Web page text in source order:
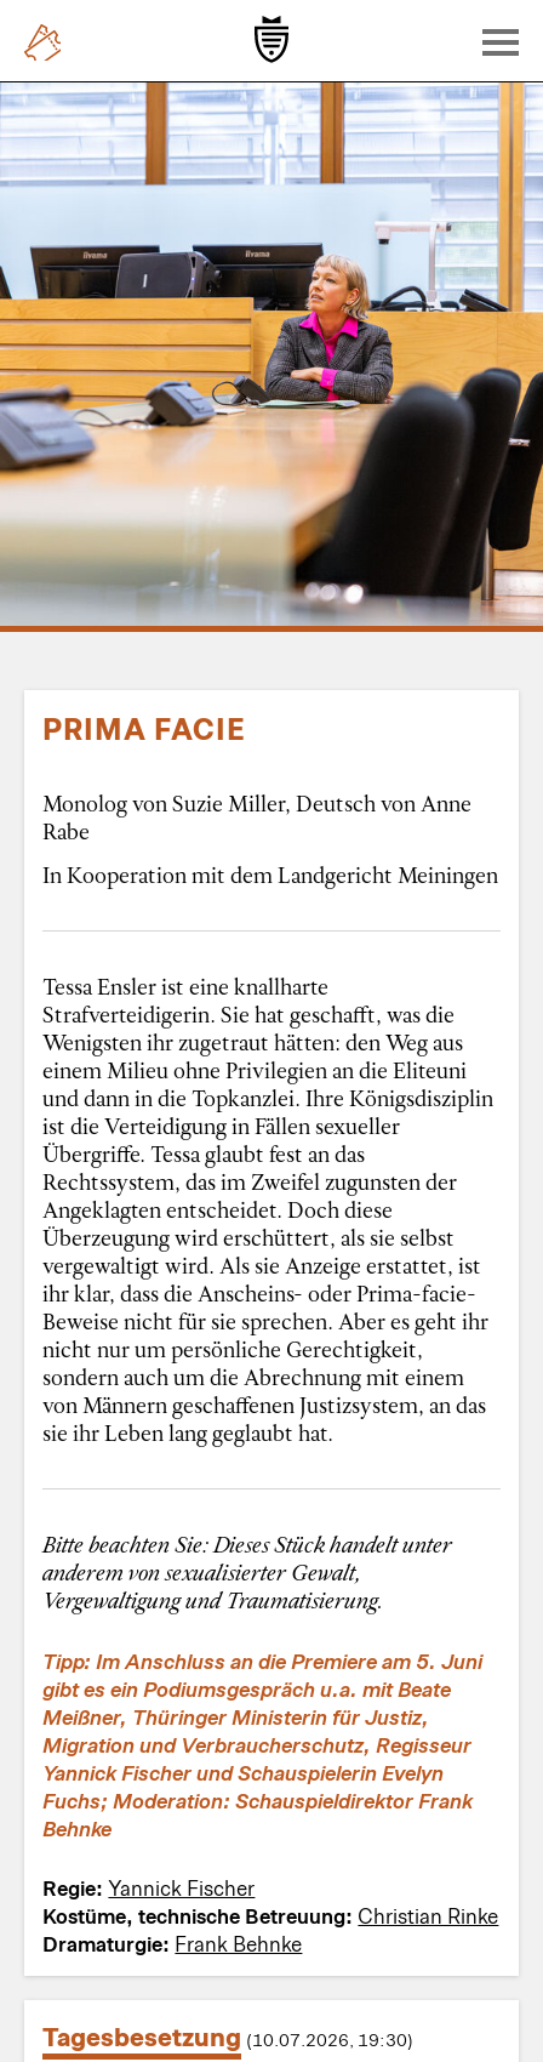
PRIMA FACIE
Monolog von Suzie Miller, Deutsch von Anne
Rabe
In Kooperation mit dem Landgericht Meiningen
Tessa Ensler ist eine knallharte
Strafverteidigerin. Sie hat geschafft, was die
Wenigsten ihr zugetraut hätten: den Weg aus
einem Milieu ohne Privilegien an die Eliteuni
und dann in die Topkanzlei. Ihre Königsdisziplin
ist die Verteidigung in Fällen sexueller
Übergriffe. Tessa glaubt fest an das
Rechtssystem, das im Zweifel zugunsten der
Angeklagten entscheidet. Doch diese
Überzeugung wird erschüttert, als sie selbst
vergewaltigt wird. Als sie Anzeige erstattet, ist
ihr klar, dass die Anscheins- oder Prima-facie-
Beweise nicht für sie sprechen. Aber es geht ihr
nicht nur um persönliche Gerechtigkeit,
sondern auch um die Abrechnung mit einem
von Männern geschaffenen Justizsystem, an das
sie ihr Leben lang geglaubt hat.
Bitte beachten Sie: Dieses Stück handelt unter
anderem von sexualisierter Gewalt,
Vergewaltigung und Traumatisierung.
Tipp:Im Anschluss an die Premiere am 5. Juni
gibt es ein Podiumsgespräch u.a. mit Beate
Meißner, Thüringer Ministerin für Justiz,
Migration und Verbraucherschutz, Regisseur
Yannick Fischer und Schauspielerin Evelyn
Fuchs; Moderation: Schauspieldirektor Frank
Behnke
Regie:Yannick Fischer
Kostüme, technische Betreuung: Christian Rinke
Dramaturgie: Frank Behnke
Tagesbesetzung (10.07.2026, 19:30)